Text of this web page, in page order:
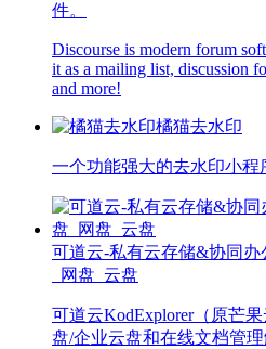
件。
Discourse is modern forum
it as a mailing list, discussion
and more!
橘猫去水印
一个功能强大的去水印小程
可道云-私有云存储&协同
_网盘_云盘
可道云KodExplorer（原芒
盘/企业云盘和在线文档管